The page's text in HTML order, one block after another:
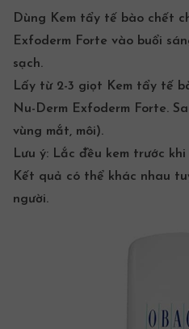
Dùng Kem tẩy tế bào chết
Exfoderm Forte vào buổi
sạch.
Lấy từ 2-3 giọt
Kem tẩy tế
Nu-Derm Exfoderm Forte.
vùng mắt, môi).
Lưu ý: Lắc đều kem trước khi
Kết quả có thể khác nhau
người.